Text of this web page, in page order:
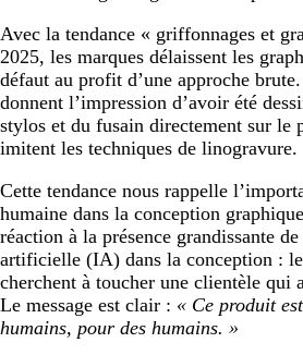
Avec la tendance « griffonnages et
2025, les marques délaissent les
défaut au profit d’une approche
donnent l’impression d’avoir été
stylos et du fusain directement sur le
imitent les techniques de linogravure.
Cette tendance nous rappelle
humaine dans la conception
réaction à la présence grandissante
artificielle (IA) dans la conception :
cherchent à toucher une clientèle qui
Le message est clair : « Ce produit
humains, pour des humains. »